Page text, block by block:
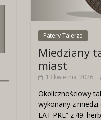
Patery Talerze
Miedziany
miast
18 kwietnia, 2026
Okolicznościowy
wykonany z miedzi
LAT PRL” z 49.